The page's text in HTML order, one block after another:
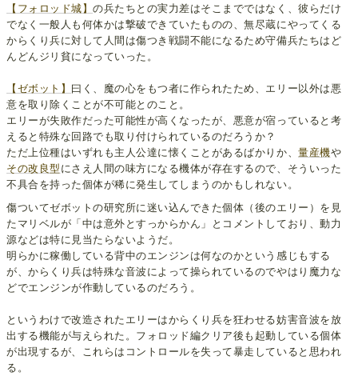
【フォロッド城】の兵たちとの実力差はそこまでではなく、彼らだけ
でなく一般人も何体かは撃破できていたものの、無尽蔵にやってくる
からくり兵に対して人間は傷つき戦闘不能になるため守備兵たちはど
んどんジリ貧になっていった。
【ゼボット】 曰く、魔の心をもつ者に作られたため、エリー以外は悪
意を取り除くことが不可能とのこと。
エリーが失敗作だった可能性が高くなったが、悪意が宿っていると考
えると特殊な回路でも取り付けられているのだろうか？
ただ上位種はいずれも主人公達に懐くことがあるばかりか、量産機や
その改良型 にさえ人間の味方になる機体が存在するので、そういった
不具合を持った個体が稀に発生してしまうのかもしれない。
傷ついてゼボットの研究所に迷い込んできた個体（後のエリー）を見
たマリベルが「中は意外とすっからかん」とコメントしており、動力
源などは特に見当たらないようだ。
明らかに稼働している背中のエンジンは何なのかという感じもする
が、からくり兵は特殊な音波によって操られているのでやはり魔力な
どでエンジンが作動しているのだろう。
というわけで改造されたエリーはからくり兵を狂わせる妨害音波を放
出する機能が与えられた。フォロッド編クリア後も起動している個体
が出現するが、これらはコントロールを失って暴走していると思われ
る。